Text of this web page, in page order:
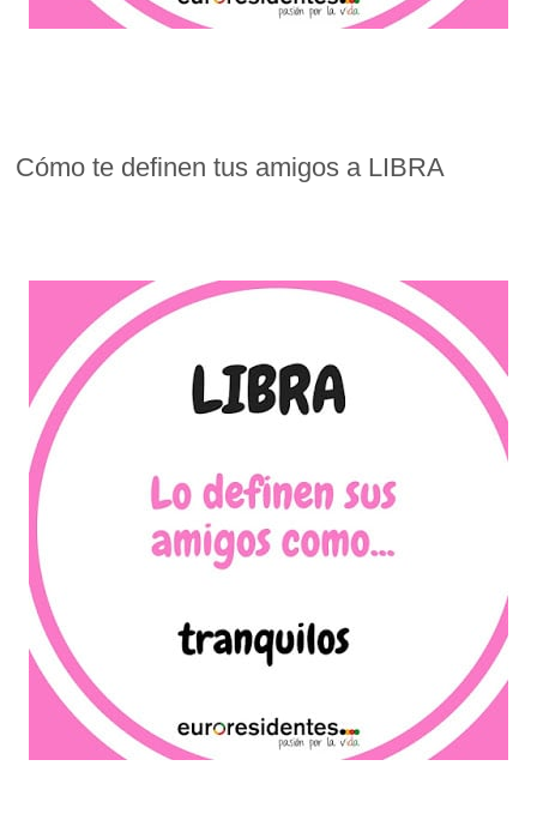
Cómo te definen tus amigos a LIBRA